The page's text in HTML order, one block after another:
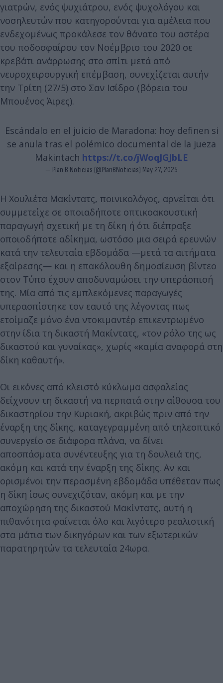
γιατρών, ενός ψυχιάτρου, ενός ψυχολόγου και
νοσηλευτών που κατηγορούνται για αμέλεια που
ενδεχομένως προκάλεσε τον θάνατο του αστέρα
του ποδοσφαίρου τον Νοέμβριο του 2020 σε
κρεβάτι ανάρρωσης στο σπίτι μετά από
νευροχειρουργική επέμβαση, συνεχίζεται αυτήν
την Τρίτη (27/5) στο Σαν Ισίδρο (βόρεια του
Μπουένος Άιρες).
Escándalo en el juicio de Maradona: hoy definen si
se anula tras el polémico documental de la jueza
Makintach https://t.co/jWoqJGJbLE
— Plan B Noticias (@PlanBNoticias) May 27, 2025
Η Χουλιέτα Μακίντατς, ποινικολόγος, αρνείται ότι
συμμετείχε σε οποιαδήποτε οπτικοακουστική
παραγωγή σχετική με τη δίκη ή ότι διέπραξε
οποιοδήποτε αδίκημα, ωστόσο μια σειρά ερευνών
κατά την τελευταία εβδομάδα —μετά τα αιτήματα
εξαίρεσης— και η επακόλουθη δημοσίευση βίντεο
στον Τύπο έχουν αποδυναμώσει την υπεράσπισή
της. Μία από τις εμπλεκόμενες παραγωγές
υπερασπίστηκε τον εαυτό της λέγοντας πως
ετοίμαζε μόνο ένα ντοκιμαντέρ επικεντρωμένο
στην ίδια τη δικαστή Μακίντατς, «τον ρόλο της ως
δικαστού και γυναίκας», χωρίς «καμία αναφορά στη
δίκη καθαυτή».
Οι εικόνες από κλειστό κύκλωμα ασφαλείας
δείχνουν τη δικαστή να περπατά στην αίθουσα του
δικαστηρίου την Κυριακή, ακριβώς πριν από την
έναρξη της δίκης, καταγεγραμμένη από τηλεοπτικό
συνεργείο σε διάφορα πλάνα, να δίνει
αποσπάσματα συνέντευξης για τη δουλειά της,
ακόμη και κατά την έναρξη της δίκης. Αν και
ορισμένοι την περασμένη εβδομάδα υπέθεταν πως
η δίκη ίσως συνεχιζόταν, ακόμη και με την
αποχώρηση της δικαστού Μακίντατς, αυτή η
πιθανότητα φαίνεται όλο και λιγότερο ρεαλιστική
στα μάτια των δικηγόρων και των εξωτερικών
παρατηρητών τα τελευταία 24ωρα.